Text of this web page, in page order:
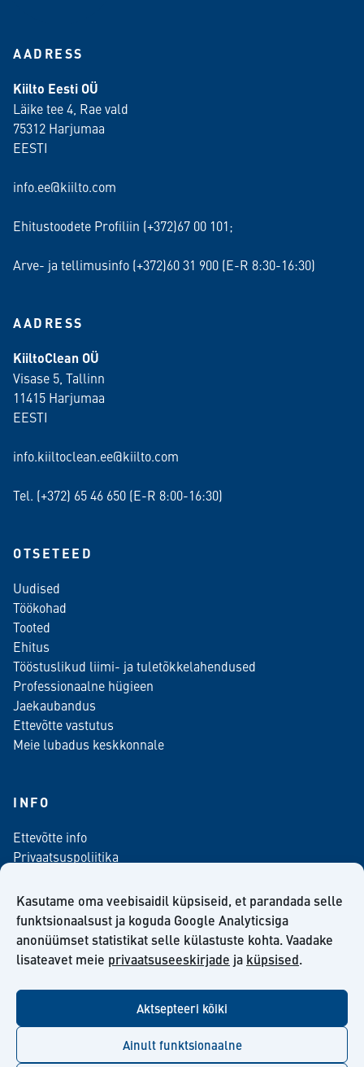
Kasutame oma veebisaidil küpsiseid, et parandada selle
funktsionaalsust ja koguda Google Analyticsiga
anonüümset statistikat selle külastuste kohta. Vaadake
lisateavet meie privaatsuseeskirjade ja küpsised.
Aktsepteeri kõiki
Ainult funktsionaalne
AADRESS
Kiilto Eesti OÜ
Läike tee 4, Rae vald
75312 Harjumaa
EESTI
info.ee@kiilto.com
Ehitustoodete Profiliin (+372)67 00 101;
Arve- ja tellimusinfo (+372)60 31 900 (E-R 8:30-16:30)
AADRESS
KiiltoClean OÜ
Visase 5, Tallinn
11415 Harjumaa
EESTI
info.kiiltoclean.ee@kiilto.com
Tel. (+372) 65 46 650 (E-R 8:00-16:30)
OTSETEED
Uudised
Töökohad
Tooted
Ehitus
Tööstuslikud liimi- ja tuletõkkelahendused
Professionaalne hügieen
Jaekaubandus
Ettevõtte vastutus
Meie lubadus keskkonnale
INFO
Ettevõtte info
Privaatsuspoliitika
Meediale
Telli meie uudiskiri
Kiilto Eesti OÜ müügilepingu tingimused
youtube